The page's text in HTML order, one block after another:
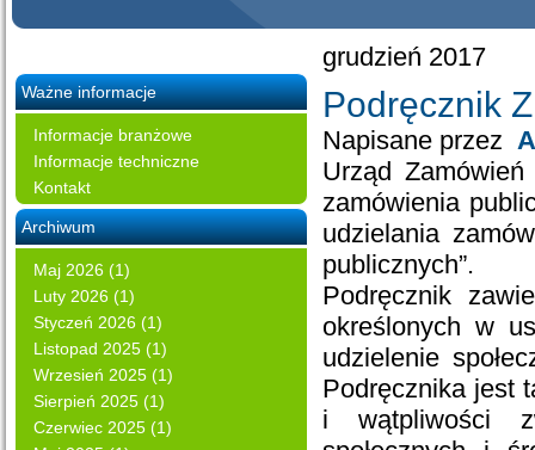
Ważne informacje
Informacje branżowe
Informacje techniczne
Kontakt
Archiwum
Maj 2026 (1)
Luty 2026 (1)
Styczeń 2026 (1)
Listopad 2025 (1)
Wrzesień 2025 (1)
Sierpień 2025 (1)
Czerwiec 2025 (1)
grudzień 2017
Podręcznik
Napisane przez
Urząd Zamówień
zamówienia
udzielania
publicznych”.
Podręcznik
określonych w
udzielenie
Podręcznika jest
i wątpliwości